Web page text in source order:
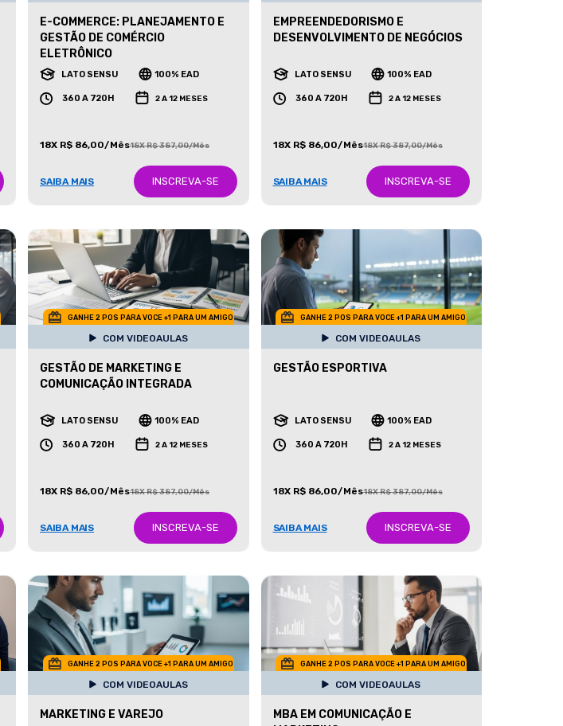
E-COMMERCE: PLANEJAMENTO E
GESTÃO DE COMÉRCIO
ELETRÔNICO
LATO SENSU 100% EAD
360 A 720H 2 A 12 MESES
18X R$ 86,00/Mês18X R$ 387,00/Mês
SAIBA MAIS INSCREVA-SE
EMPREENDEDORISMO E
DESENVOLVIMENTO DE NEGÓCIOS
LATO SENSU 100% EAD
360 A 720H 2 A 12 MESES
18X R$ 86,00/Mês18X R$ 387,00/Mês
SAIBA MAIS INSCREVA-SE
GANHE 2 POS PARA VOCE +1 PARA UM AMIGO
COM VIDEOAULAS
GESTÃO DE MARKETING E
COMUNICAÇÃO INTEGRADA
LATO SENSU 100% EAD
360 A 720H 2 A 12 MESES
18X R$ 86,00/Mês18X R$ 387,00/Mês
SAIBA MAIS INSCREVA-SE
GANHE 2 POS PARA VOCE +1 PARA UM AMIGO
COM VIDEOAULAS
GESTÃO ESPORTIVA
LATO SENSU 100% EAD
360 A 720H 2 A 12 MESES
18X R$ 86,00/Mês18X R$ 387,00/Mês
SAIBA MAIS INSCREVA-SE
GANHE 2 POS PARA VOCE +1 PARA UM AMIGO
COM VIDEOAULAS
MARKETING E VAREJO
GANHE 2 POS PARA VOCE +1 PARA UM AMIGO
COM VIDEOAULAS
MBA EM COMUNICAÇÃO E